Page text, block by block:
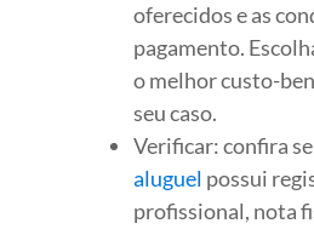
oferecidos e as
pagamento.
o melhor custo-
seu caso.
Verificar: confira
aluguel possui
profissional, nota